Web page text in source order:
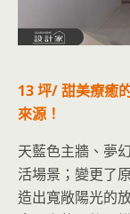
13 坪/ 甜美療癒
來源！
天藍色主牆、夢
活場景；變更了
造出寬敞陽光的